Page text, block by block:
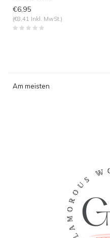
€6,95
(€8,41 Inkl. MwSt.)
Am meisten